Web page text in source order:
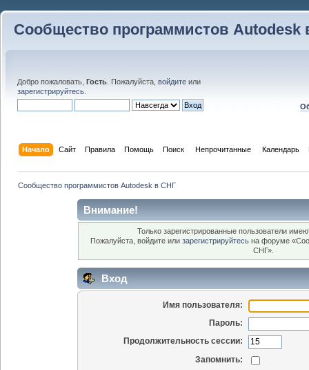
Сообщество программистов Autodesk
Добро пожаловать, Гость . Пожалуйста, войдите или
зарегистрируйтесь
Начало Сайт Правила Помощь Поиск Непрочитанные Календарь
Сообщество программистов Autodesk в СНГ
Внимание!
Только зарегистрированные пользователи
Пожалуйста, войдите или зарегистрируйтесь на форуме
СНГ».
Вход
Имя пользователя:
Пароль:
Продолжительность сессии:
Запомнить: